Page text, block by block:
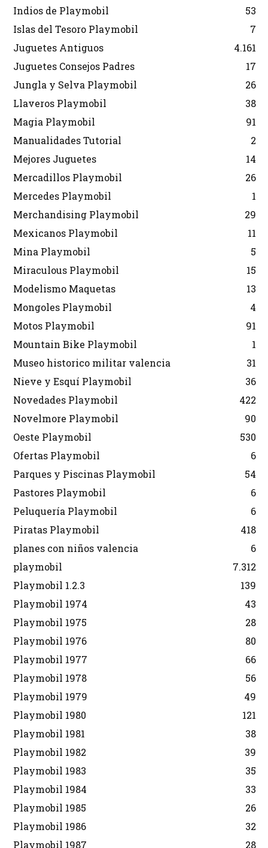
Indios de Playmobil
53
Islas del Tesoro Playmobil
7
Juguetes Antiguos
4.161
Juguetes Consejos Padres
17
Jungla y Selva Playmobil
26
Llaveros Playmobil
38
Magia Playmobil
91
Manualidades Tutorial
2
Mejores Juguetes
14
Mercadillos Playmobil
26
Mercedes Playmobil
1
Merchandising Playmobil
29
Mexicanos Playmobil
11
Mina Playmobil
5
Miraculous Playmobil
15
Modelismo Maquetas
13
Mongoles Playmobil
4
Motos Playmobil
91
Mountain Bike Playmobil
1
Museo historico militar valencia
31
Nieve y Esquí Playmobil
36
Novedades Playmobil
422
Novelmore Playmobil
90
Oeste Playmobil
530
Ofertas Playmobil
6
Parques y Piscinas Playmobil
54
Pastores Playmobil
6
Peluquería Playmobil
6
Piratas Playmobil
418
planes con niños valencia
6
playmobil
7.312
Playmobil 1.2.3
139
Playmobil 1974
43
Playmobil 1975
28
Playmobil 1976
80
Playmobil 1977
66
Playmobil 1978
56
Playmobil 1979
49
Playmobil 1980
121
Playmobil 1981
38
Playmobil 1982
39
Playmobil 1983
35
Playmobil 1984
33
Playmobil 1985
26
Playmobil 1986
32
Playmobil 1987
28